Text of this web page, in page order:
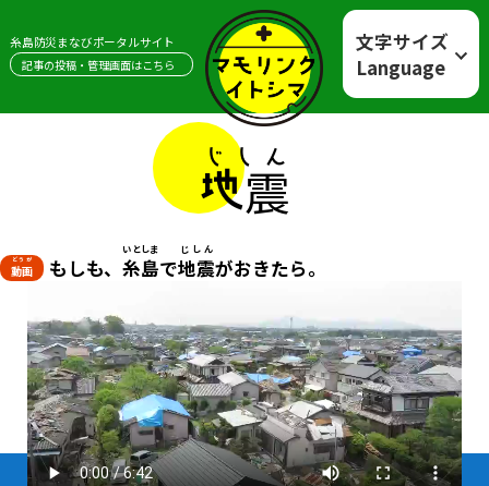
糸島防災まなびポータルサイト
記事の投稿・管理画面はこちら
文字サイズ
Language
小
中
大
地震
じしん
動画
どうが もしも、糸島
いとしま
で地震
じしん
がおきたら。